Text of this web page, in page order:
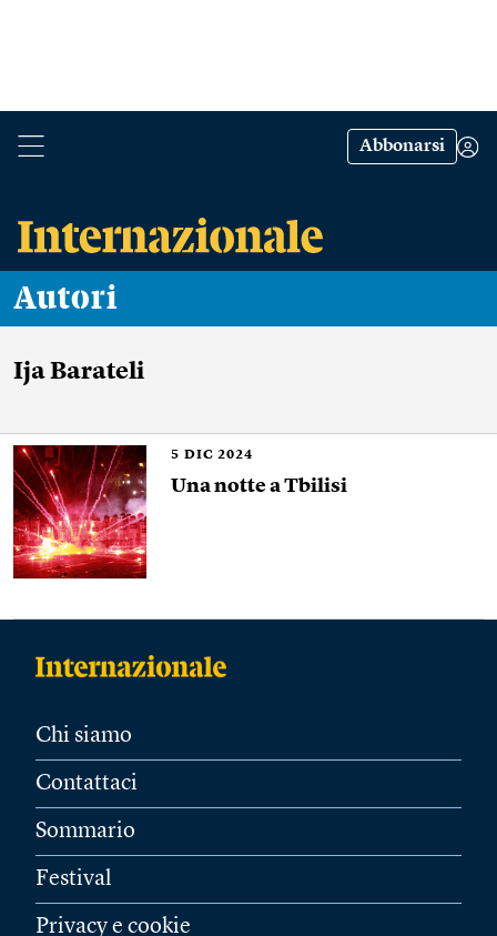
Abbonarsi
Autori
Ija Barateli
5 DIC 2024
Una notte a Tbilisi
Chi siamo
Contattaci
Sommario
Festival
Privacy e cookie